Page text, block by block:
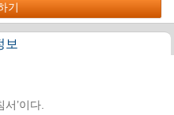
기
보
’이다.